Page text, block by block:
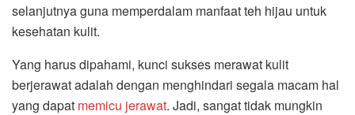
selanjutnya guna memperdalam manfaat teh hijau untuk
kesehatan kulit.
Yang harus dipahami, kunci sukses merawat kulit
berjerawat adalah dengan menghindari segala macam hal
yang dapat memicu jerawat. Jadi, sangat tidak mungkin